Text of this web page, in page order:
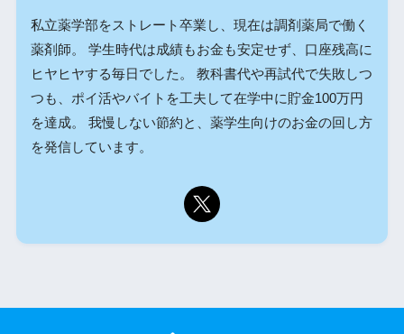
私立薬学部をストレート卒業し、現在は調剤薬局で働く
薬剤師。 学生時代は成績もお金も安定せず、口座残高に
ヒヤヒヤする毎日でした。 教科書代や再試代で失敗しつ
つも、ポイ活やバイトを工夫して在学中に貯金100万円
を達成。 我慢しない節約と、薬学生向けのお金の回し方
を発信しています。